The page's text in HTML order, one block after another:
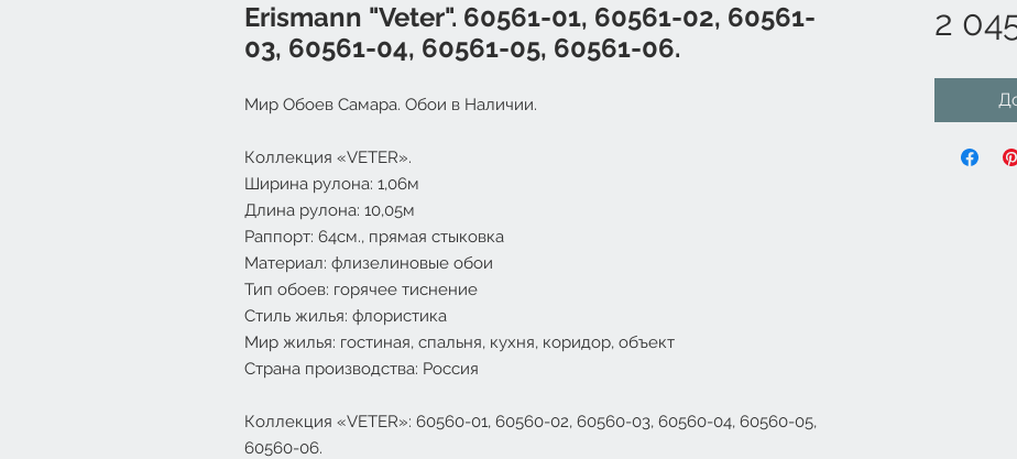
Erismann "Veter". 60561-01, 60561-02, 60561-
03, 60561-04, 60561-05, 60561-06.
Мир Обоев Самара. Обои в Наличии.
Коллекция «VETER».
Ширина рулона: 1,06м
Длина рулона: 10,05м
Раппорт: 64см., прямая стыковка
Материал: флизелиновые обои
Тип обоев: горячее тиснение
Стиль жилья: флористика
Мир жилья: гостиная, спальня, кухня, коридор, объект
Страна производства: Россия
Коллекция «VETER»: 60560-01, 60560-02, 60560-03, 60560-04, 60560-05,
60560-06.
2